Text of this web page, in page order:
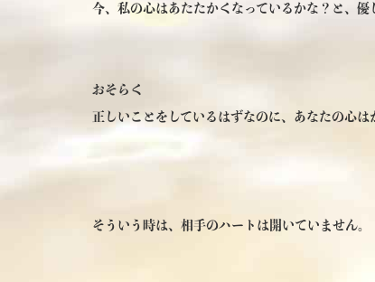
今、私の心はあたたかくなっているかな？と、優
おそらく
正しいことをしているはずなのに、あなたの心は
そういう時は、相手のハートは開いていません。